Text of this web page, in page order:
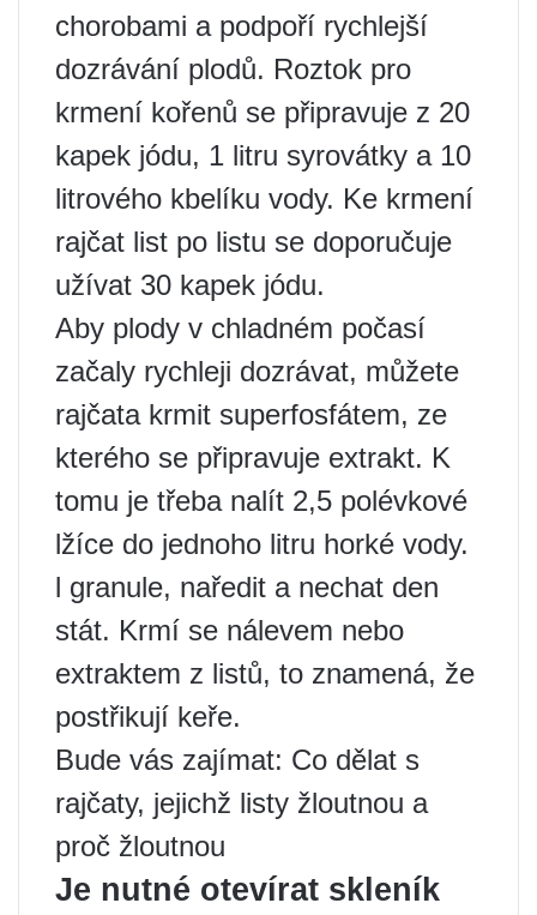
chorobami a podpoří rychlejší
dozrávání plodů. Roztok pro
krmení kořenů se připravuje z 20
kapek jódu, 1 litru syrovátky a 10
litrového kbelíku vody. Ke krmení
rajčat list po listu se doporučuje
užívat 30 kapek jódu.
Aby plody v chladném počasí
začaly rychleji dozrávat, můžete
rajčata krmit superfosfátem, ze
kterého se připravuje extrakt. K
tomu je třeba nalít 2,5 polévkové
lžíce do jednoho litru horké vody.
l granule, naředit a nechat den
stát. Krmí se nálevem nebo
extraktem z listů, to znamená, že
postřikují keře.
Bude vás zajímat: Co dělat s
rajčaty, jejichž listy žloutnou a
proč žloutnou
Je nutné otevírat skleník